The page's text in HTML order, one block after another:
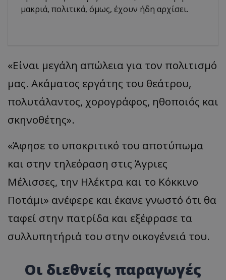
μακριά, πολιτικά, όμως, έχουν ήδη αρχίσει.
«Είναι μεγάλη απώλεια για τον πολιτισμό
μας. Ακάματος εργάτης του θεάτρου,
πολυτάλαντος, χορογράφος, ηθοποιός και
σκηνοθέτης».
«Άφησε το υποκριτικό του αποτύπωμα
και στην τηλεόραση στις Άγριες
Μέλισσες, την Ηλέκτρα και το Κόκκινο
Ποτάμι» ανέφερε και έκανε γνωστό ότι θα
ταφεί στην πατρίδα και εξέφρασε τα
συλλυπητήριά του στην οικογένειά του.
Οι διεθνείς παραγωγές